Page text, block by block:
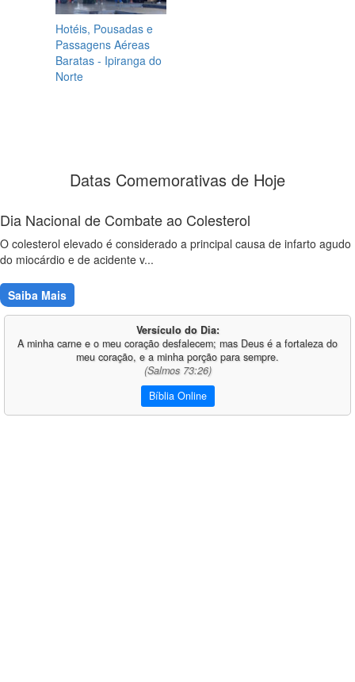
Hotéis, Pousadas e
Passagens Aéreas
Baratas - Ipiranga do
Norte
Datas Comemorativas de Hoje
Dia Nacional de Combate ao Colesterol
O colesterol elevado é considerado a principal causa de infarto agudo
do miocárdio e de acidente v...
Saiba Mais
Versículo do Dia:
A minha carne e o meu coração desfalecem; mas Deus é a fortaleza do
meu coração, e a minha porção para sempre.
(Salmos 73:26)
Bíblia Online